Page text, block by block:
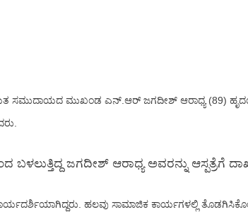
ಸಮುದಾಯದ ಮುಖಂಡ ಎನ್.ಆರ್ ಜಗದೀಶ್ ಆರಾಧ್ಯ (89)
ಜಗದೀಶ್ ಆರಾಧ್ಯ ಅವರನ್ನು ಆಸ್ಪತ್ರೆಗೆ
ಹಲವು ಸಾಮಾಜಿಕ ಕಾರ್ಯಗಳಲ್ಲಿ